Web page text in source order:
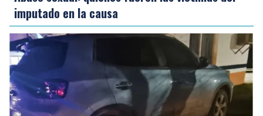
imputado en la causa